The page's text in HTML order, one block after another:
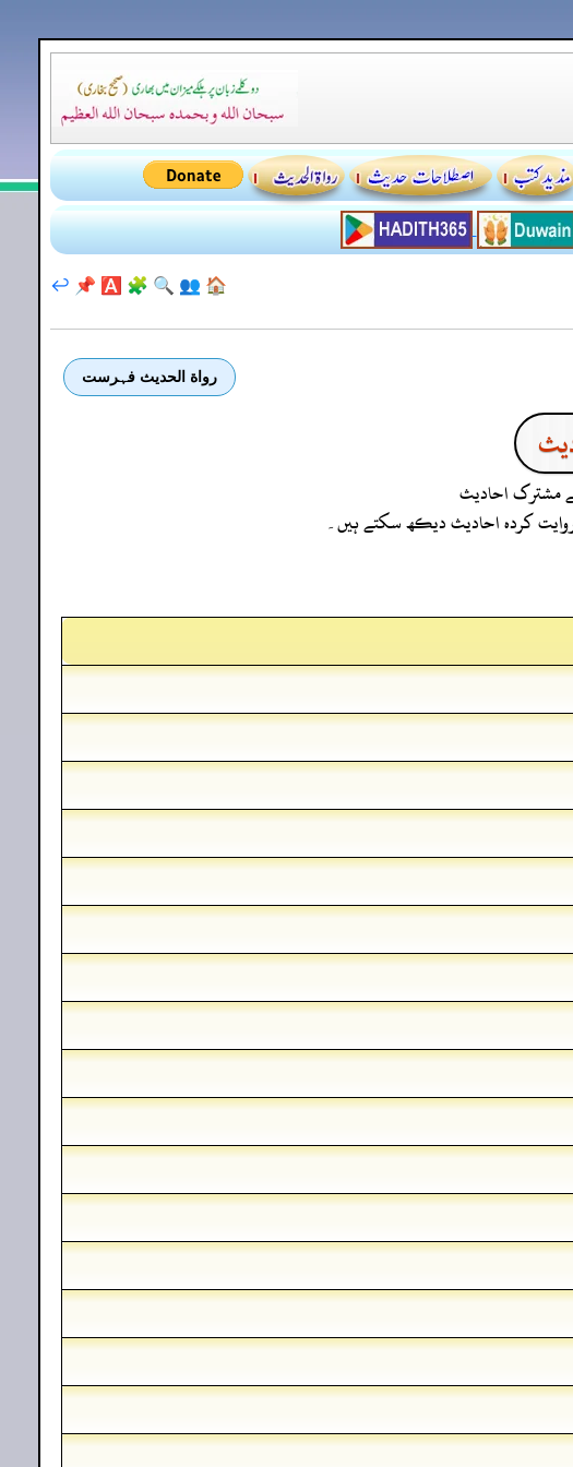
🏠
👥
🔍
🧩
🅰️
📌
↩️
رواة الحديث فہرست
مشترک احادیث
روایت کردہ احادیث دیکھ سکتے ہیں۔